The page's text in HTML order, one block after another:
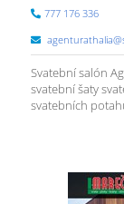
777 176 336
Svatební salón
svatební šaty
svatebních